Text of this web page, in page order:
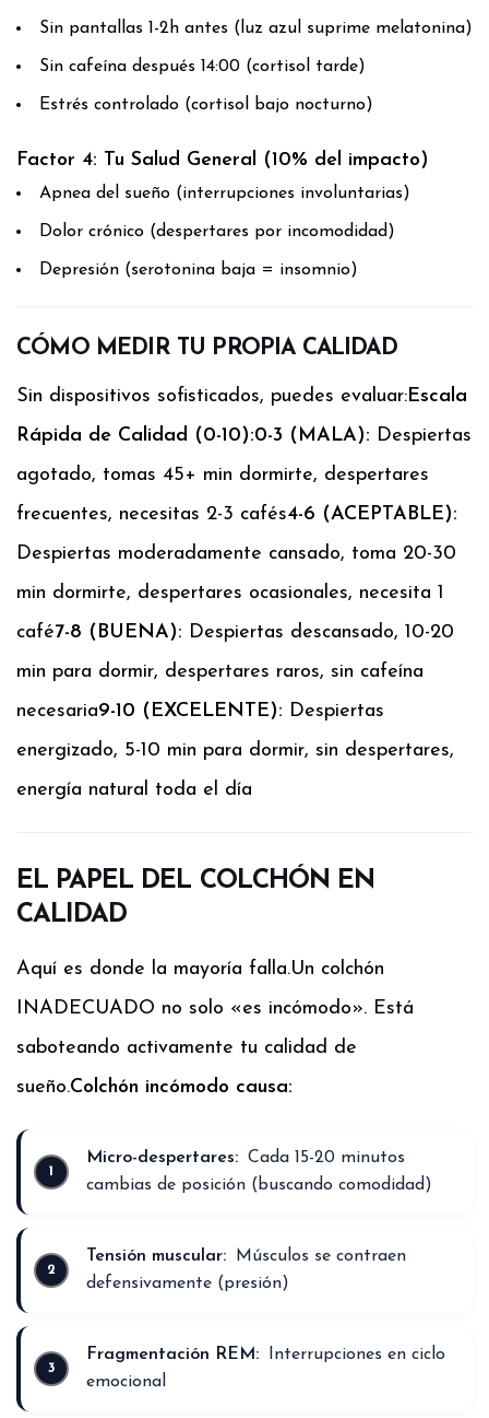
Sin pantallas 1-2h antes (luz azul suprime melatonina)
Sin cafeína después 14:00 (cortisol tarde)
Estrés controlado (cortisol bajo nocturno)
Factor 4: Tu Salud General (10% del impacto)
Apnea del sueño (interrupciones involuntarias)
Dolor crónico (despertares por incomodidad)
Depresión (serotonina baja = insomnio)
CÓMO MEDIR TU PROPIA CALIDAD
Sin dispositivos sofisticados, puedes evaluar:Escala
Rápida de Calidad (0-10):0-3 (MALA): Despiertas
agotado, tomas 45+ min dormirte, despertares
frecuentes, necesitas 2-3 cafés4-6 (ACEPTABLE):
Despiertas moderadamente cansado, toma 20-30
min dormirte, despertares ocasionales, necesita 1
café7-8 (BUENA): Despiertas descansado, 10-20
min para dormir, despertares raros, sin cafeína
necesaria9-10 (EXCELENTE): Despiertas
energizado, 5-10 min para dormir, sin despertares,
energía natural toda el día
EL PAPEL DEL COLCHÓN EN
CALIDAD
Aquí es donde la mayoría falla.Un colchón
INADECUADO no solo «es incómodo». Está
saboteando activamente tu calidad de
sueño.Colchón incómodo causa:
Micro-despertares: Cada 15-20 minutos
cambias de posición (buscando comodidad)
Tensión muscular:
Músculos se contraen
defensivamente (presión)
Fragmentación REM:
Interrupciones en ciclo
emocional